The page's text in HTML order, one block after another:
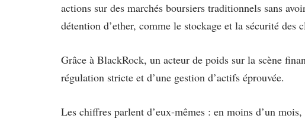
actions sur des marchés boursiers traditionnels sans
détention d’ether, comme le stockage et la sécurité des
Grâce à BlackRock, un acteur de poids sur la scène
régulation stricte et d’une gestion d’actifs éprouvée.
Les chiffres parlent d’eux-mêmes : en moins d’un